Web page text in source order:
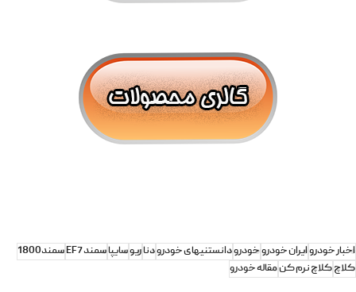
اخبار خودروایران خودروخودرودانستنیهای خودرودناریوسایپاسمند EF7
سمند1800
کلاچکلاچ نرم کنمقاله خودرو